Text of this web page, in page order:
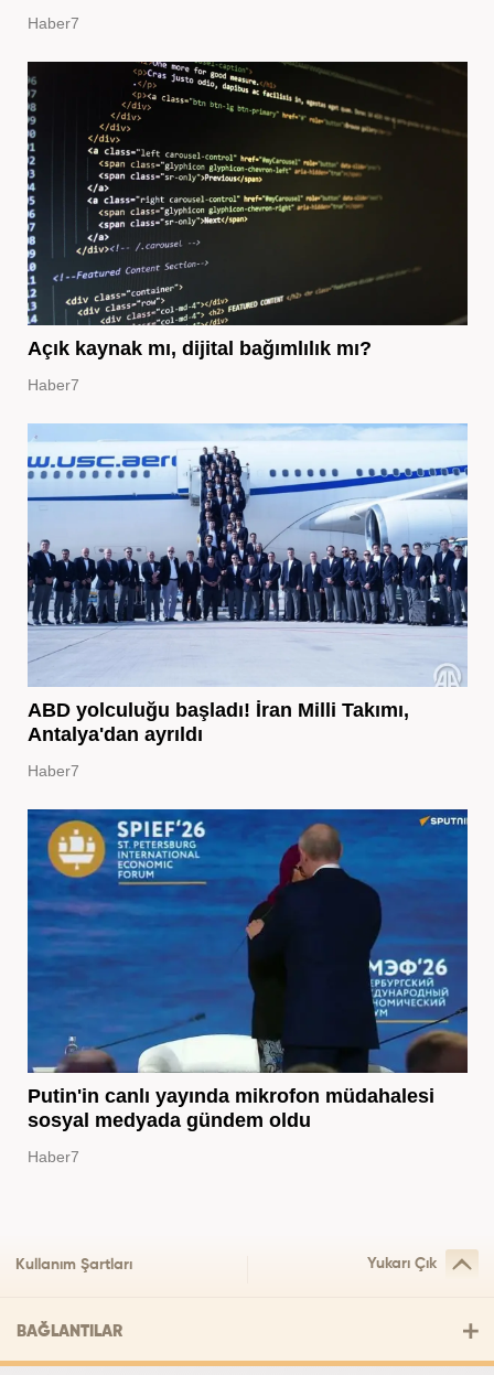
Haber7
Açık kaynak mı, dijital bağımlılık mı?
Haber7
ABD yolculuğu başladı! İran Milli Takımı,
Antalya'dan ayrıldı
Haber7
Putin'in canlı yayında mikrofon müdahalesi
sosyal medyada gündem oldu
Haber7
Kullanım Şartları Yukarı Çık
BAĞLANTILAR